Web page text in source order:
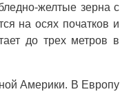
желтые зерна с
на осях початков и
до трех метров в
Америки. В Европу